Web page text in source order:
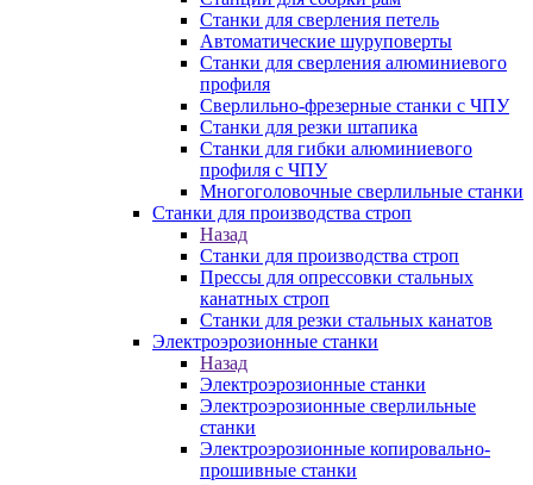
Станки для сверления петель
Автоматические шуруповерты
Станки для сверления алюминиевого
профиля
Сверлильно-фрезерные станки с ЧПУ
Станки для резки штапика
Станки для гибки алюминиевого
профиля с ЧПУ
Многоголовочные сверлильные станки
Станки для производства строп
Назад
Станки для производства строп
Прессы для опрессовки стальных
канатных строп
Станки для резки стальных канатов
Электроэрозионные станки
Назад
Электроэрозионные станки
Электроэрозионные сверлильные
станки
Электроэрозионные копировально-
прошивные станки